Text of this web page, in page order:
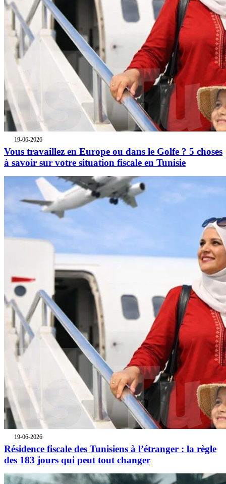
19-06-2026
Vous travaillez en Europe ou dans le Golfe ? 5 choses
à savoir sur votre situation fiscale en Tunisie
19-06-2026
Résidence fiscale des Tunisiens à l’étranger : la règle
des 183 jours qui peut tout changer